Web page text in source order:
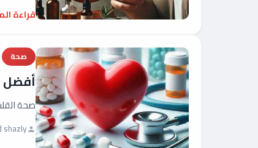
قراءة
صحة
أفضل
صحة
shazly